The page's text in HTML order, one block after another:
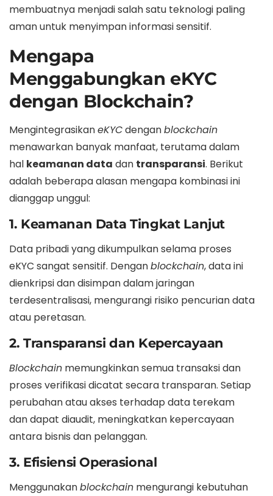
membuatnya menjadi salah satu teknologi paling
aman untuk menyimpan informasi sensitif.
Mengapa
Menggabungkan eKYC
dengan Blockchain?
MengintegrasikaneKYCdenganblockchain
menawarkan banyak manfaat, terutama dalam
hal keamanan data dan transparansi. Berikut
adalah beberapa alasan mengapa kombinasi ini
dianggap unggul:
1. Keamanan Data Tingkat Lanjut
Data pribadi yang dikumpulkan selama proses
eKYC sangat sensitif. Denganblockchain, data ini
dienkripsi dan disimpan dalam jaringan
terdesentralisasi, mengurangi risiko pencurian data
atau peretasan.
2. Transparansi dan Kepercayaan
Blockchain memungkinkan semua transaksi dan
proses verifikasi dicatat secara transparan. Setiap
perubahan atau akses terhadap data terekam
dan dapat diaudit, meningkatkan kepercayaan
antara bisnis dan pelanggan.
3. Efisiensi Operasional
Menggunakanblockchain mengurangi kebutuhan